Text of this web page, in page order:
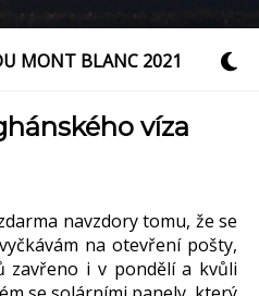
MONT BLANC 2021
víza
navzdory tomu, že se
na otevření pošty,
zavřeno i v pondělí a kvůli